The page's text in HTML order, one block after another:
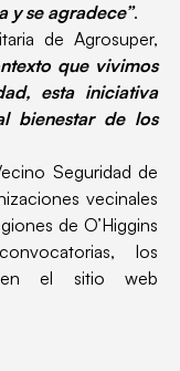
y se agradece”.
de Agrosuper,
que vivimos
esta iniciativa
bienestar de los
Seguridad de
vecinales
de O’Higgins
los
en el sitio web